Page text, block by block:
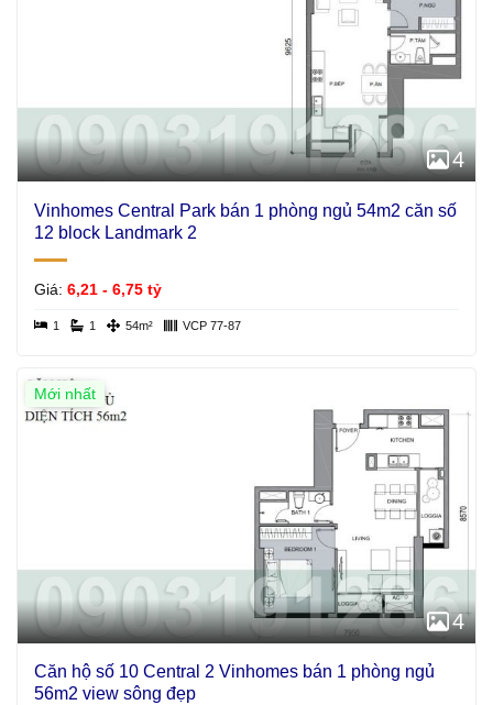
4
Vinhomes Central Park bán 1 phòng ngủ 54m2 căn số
12 block Landmark 2
Giá: 6,21 - 6,75 tỷ
1 1 54m² VCP 77-87
Mới nhất
4
Căn hộ số 10 Central 2 Vinhomes bán 1 phòng ngủ
56m2 view sông đẹp